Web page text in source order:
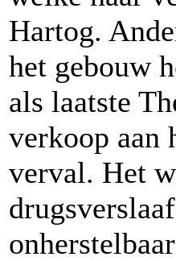
Hartog.
het gebouw
als laatste
verkoop aan
verval. Het